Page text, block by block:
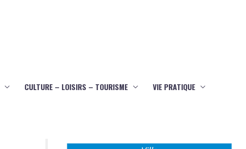
CULTURE – LOISIRS – TOURISME VIE PRATIQUE